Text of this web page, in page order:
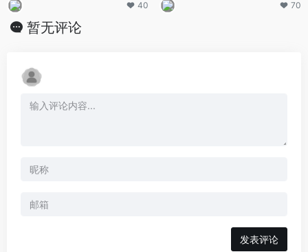
40 70
暂无评论
发表评论